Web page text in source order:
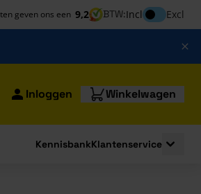
geven ons een 9,2 BTW:InclInclusief btw
Excl
Inloggen Winkelwagen
KennisbankKlantenservice